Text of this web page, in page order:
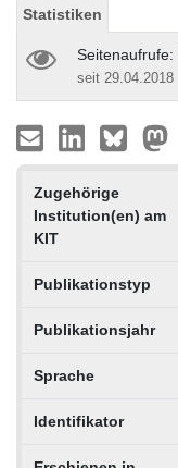
Statistiken
Seitenaufrufe:
seit 29.04.2018
Zugehörige
Institution(en) am
KIT
Publikationstyp
Publikationsjahr
Sprache
Identifikator